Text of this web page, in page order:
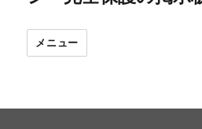
メニュー